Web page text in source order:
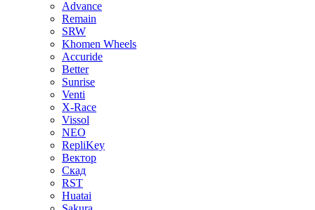
Advance
Remain
SRW
Khomen Wheels
Accuride
Better
Sunrise
Venti
X-Race
Vissol
NEO
RepliKey
Вектор
Скад
RST
Huatai